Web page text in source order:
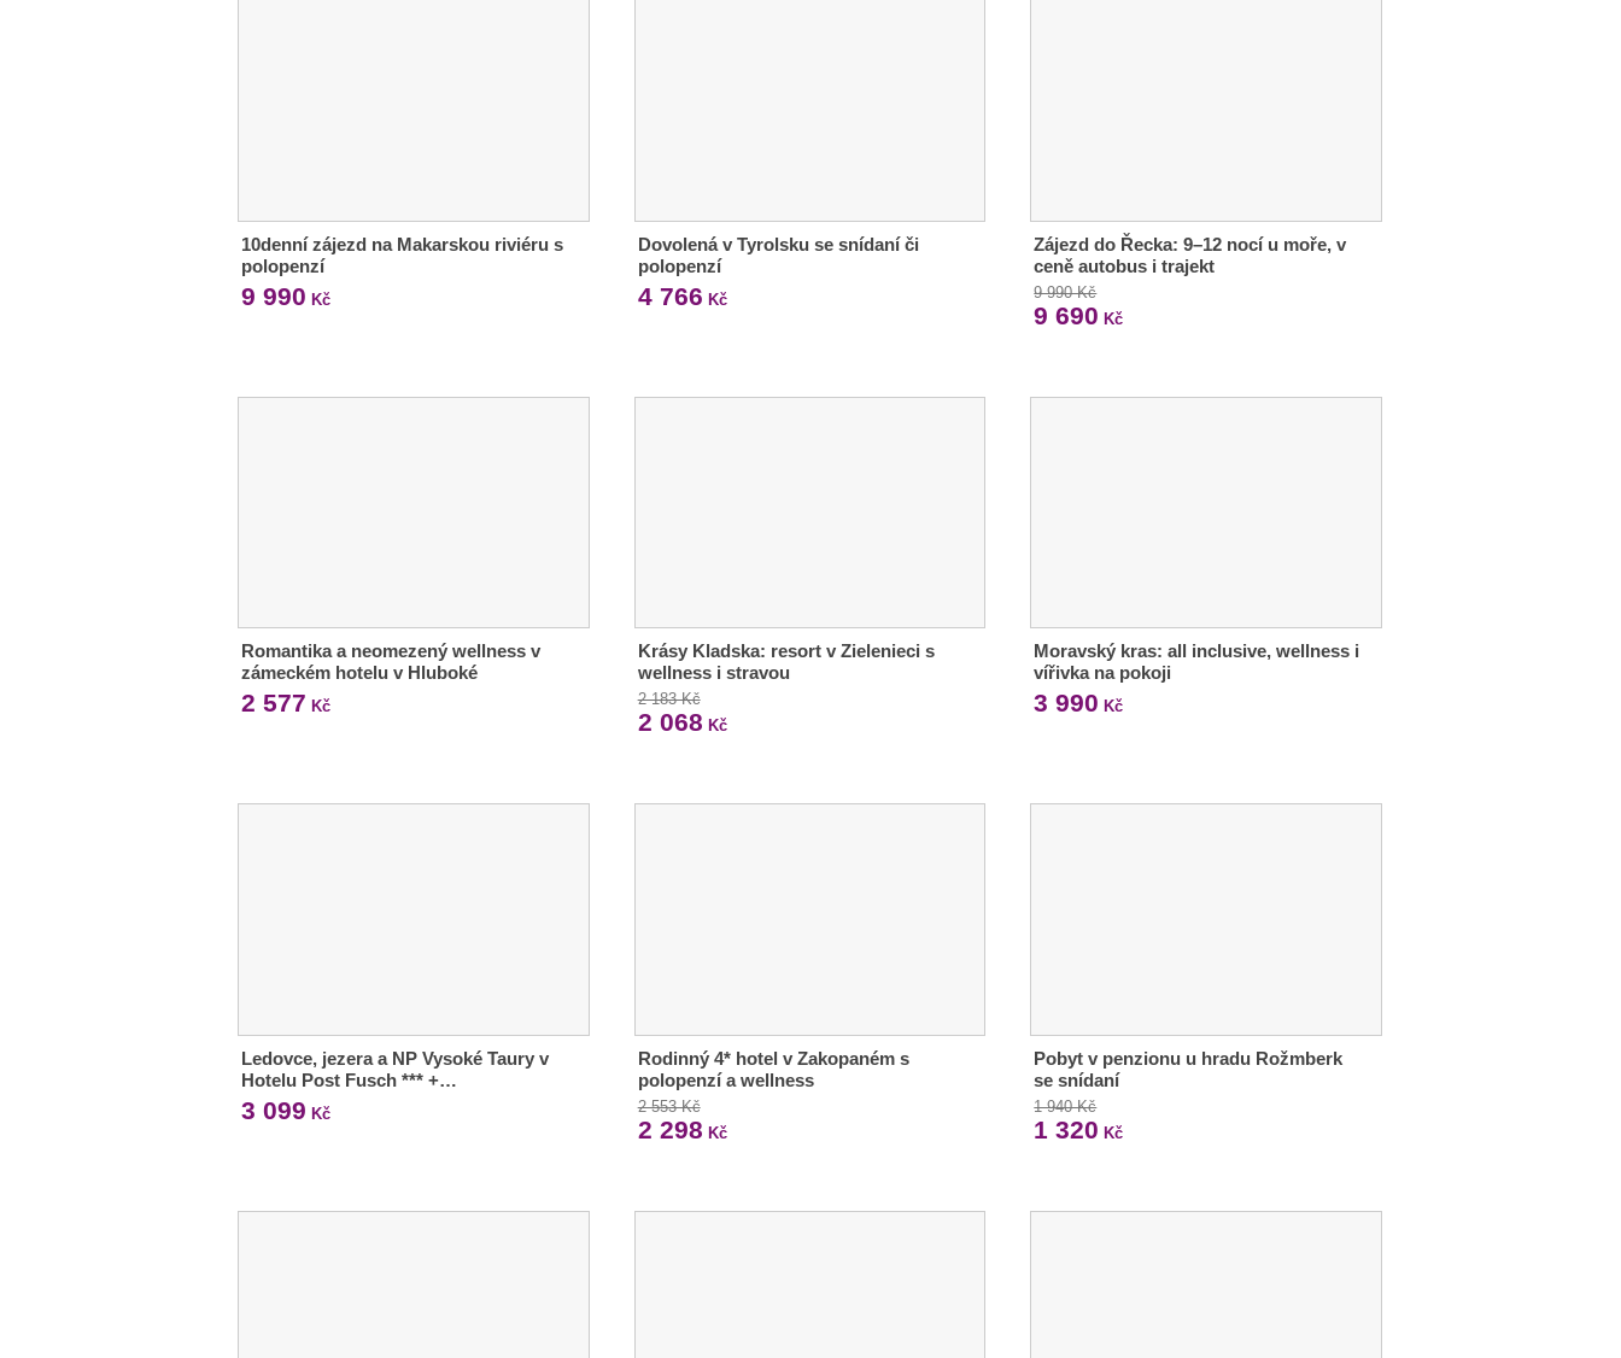
10denní zájezd na Makarskou riviéru s
polopenzí
9 990 Kč
Dovolená v Tyrolsku se snídaní či
polopenzí
4 766 Kč
Zájezd do Řecka: 9–12 nocí u moře, v
ceně autobus i trajekt
9 990 Kč
9 690 Kč
Romantika a neomezený wellness v
zámeckém hotelu v Hluboké
2 577 Kč
Krásy Kladska: resort v Zielenieci s
wellness i stravou
2 183 Kč
2 068 Kč
Moravský kras: all inclusive, wellness i
vířivka na pokoji
3 990 Kč
Ledovce, jezera a NP Vysoké Taury v
Hotelu Post Fusch *** +…
3 099 Kč
Rodinný 4* hotel v Zakopaném s
polopenzí a wellness
2 553 Kč
2 298 Kč
Pobyt v penzionu u hradu Rožmberk
se snídaní
1 940 Kč
1 320 Kč